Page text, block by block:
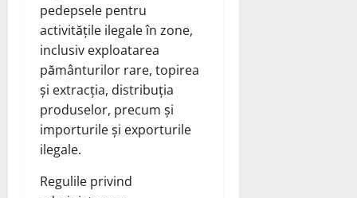
pedepsele pentru
activitățile ilegale în zone,
inclusiv exploatarea
pământurilor rare, topirea
și extracția, distribuția
produselor, precum și
importurile și exporturile
ilegale.
Regulile privind